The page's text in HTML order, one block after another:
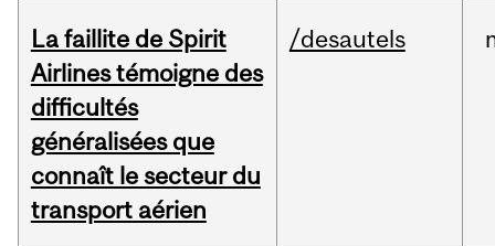
La faillite de Spirit
Airlines témoigne des
difficultés
généralisées que
connaît le secteur du
transport aérien
/desautels